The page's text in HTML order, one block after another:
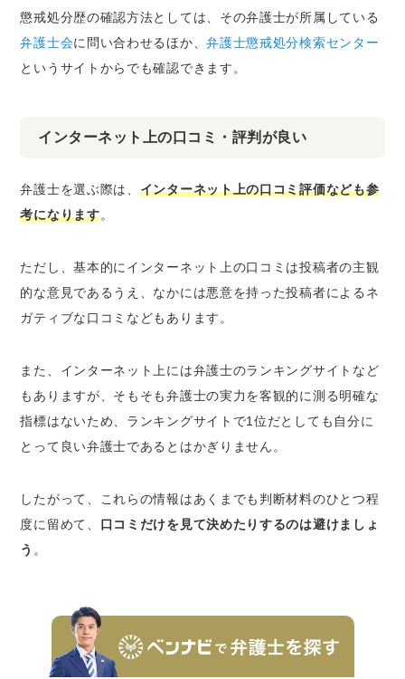
懲戒処分歴の確認方法としては、その弁護士が所属している
弁護士会に問い合わせるほか、弁護士懲戒処分検索センター
というサイトからでも確認できます。
インターネット上の口コミ・評判が良い
弁護士を選ぶ際は、 インターネット上の口コミ評価なども参
考になります。
ただし、基本的にインターネット上の口コミは投稿者の主観
的な意見であるうえ、なかには悪意を持った投稿者によるネ
ガティブな口コミなどもあります。
また、インターネット上には弁護士のランキングサイトなど
もありますが、そもそも弁護士の実力を客観的に測る明確な
指標はないため、ランキングサイトで1位だとしても自分に
とって良い弁護士であるとはかぎりません。
したがって、これらの情報はあくまでも判断材料のひとつ程
度に留めて、 口コミだけを見て決めたりするのは避けましょ
う 。